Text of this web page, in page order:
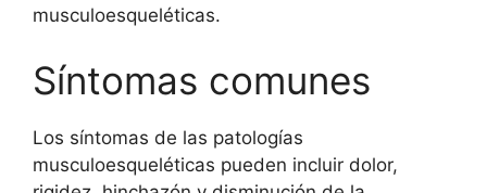
musculoesqueléticas.
Síntomas comunes
Los síntomas de las patologías
musculoesqueléticas pueden incluir dolor,